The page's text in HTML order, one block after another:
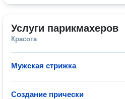
Услуги парикмахеров
Красота
Мужская стрижка
Создание прически